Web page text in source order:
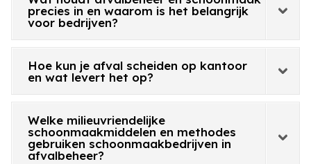
precies in en waarom is het belangrijk
voor bedrijven?
Hoe kun je afval scheiden op kantoor
en wat levert het op?
Welke milieuvriendelijke
schoonmaakmiddelen en methodes
gebruiken schoonmaakbedrijven in
afvalbeheer?